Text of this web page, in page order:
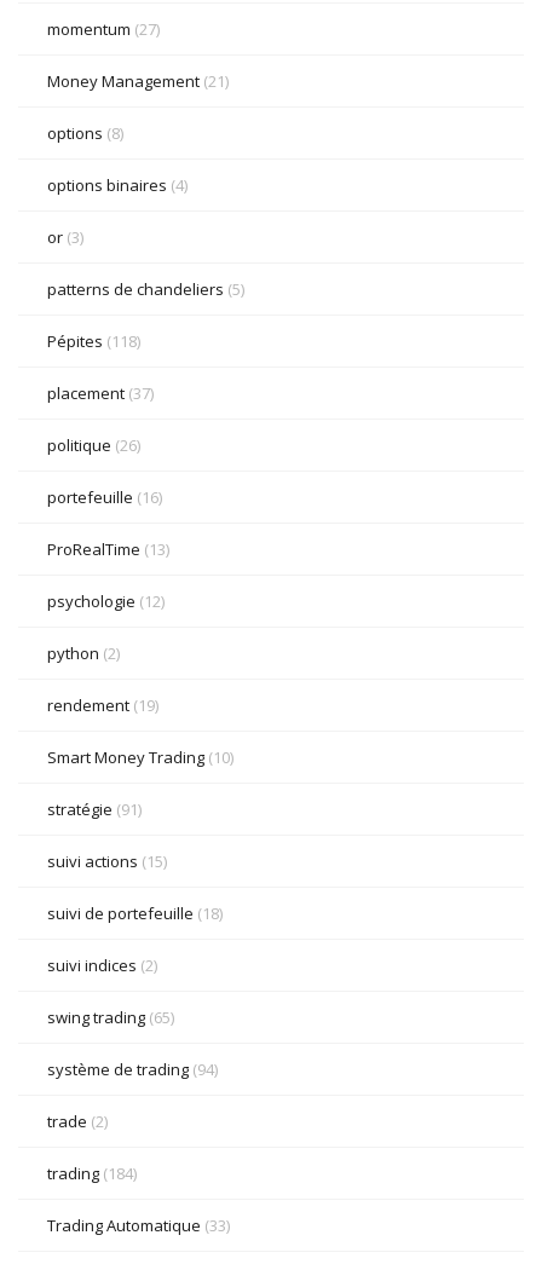
momentum (27)
Money Management (21)
options (8)
options binaires (4)
or (3)
patterns de chandeliers (5)
Pépites (118)
placement (37)
politique (26)
portefeuille (16)
ProRealTime (13)
psychologie (12)
python (2)
rendement (19)
Smart Money Trading (10)
stratégie (91)
suivi actions (15)
suivi de portefeuille (18)
suivi indices (2)
swing trading (65)
système de trading (94)
trade (2)
trading (184)
Trading Automatique (33)